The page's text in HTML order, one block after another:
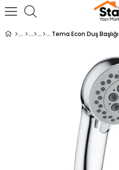
Tema Econ Duş Başlığı